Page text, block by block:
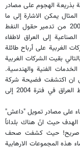
بذريعة الهجوم على مصادر
يمكن الاشارة إلى ما
قامت بها هذه الدول في غزو العراق عام 2003 من تدمير حقول النفط
إلى العراق لاطفاء
الغربية على أرباح طائلة
بقيت الشركات الغربية
الفنية والهندسية.
ان اكتشفت فضيحة شركة
"هاليبرتون" في نهب 60 مليون برميل من نفط العراق في فترة 2004 إلى
على مصادر تمويل "داعش"
الهدف حيث انّ هناك بلداناً
صريح! حيث كشفت صحف
هذه المجموعات الارهابية